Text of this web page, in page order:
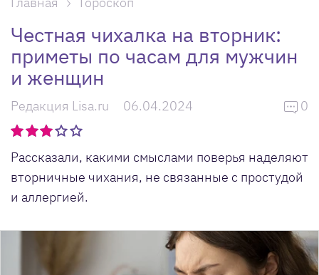
Честная чихалка на вторник:
приметы по часам для мужчин
и женщин
Редакция Lisa.ru 06.04.2024 0
Рассказали, какими смыслами поверья наделяют
вторничные чихания, не связанные с простудой
и аллергией.